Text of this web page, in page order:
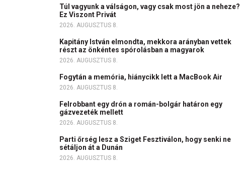
Túl vagyunk a válságon, vagy csak most jön a neheze?
Ez Viszont Privát
2026. AUGUSZTUS 8.
Kapitány István elmondta, mekkora arányban vettek
részt az önkéntes spórolásban a magyarok
2026. AUGUSZTUS 8.
Fogytán a memória, hiánycikk lett a MacBook Air
2026. AUGUSZTUS 8.
Felrobbant egy drón a román-bolgár határon egy
gázvezeték mellett
2026. AUGUSZTUS 8.
Parti őrség lesz a Sziget Fesztiválon, hogy senki ne
sétáljon át a Dunán
2026. AUGUSZTUS 8.